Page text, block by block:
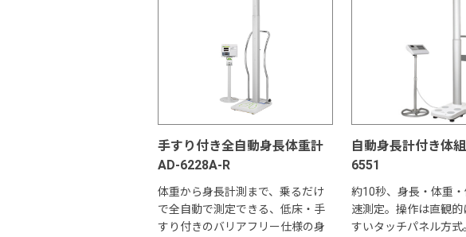
手すり付き全自動身長体重計
AD-6228A-R
体重から身長計測まで、乗るだけ
で全自動で測定できる、低床・手
すり付きのバリアフリー仕様の身
自動身長計付き体
6551
約10秒、身長・体重
速測定。操作は直観的
すいタッチパネル方式